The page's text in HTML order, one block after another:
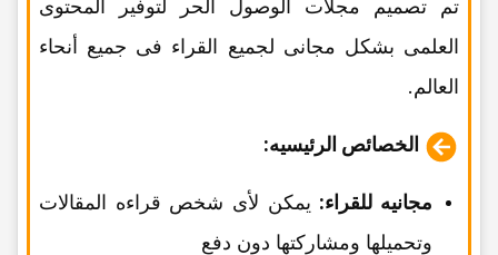
تم تصمیم مجلات الوصول الحر لتوفیر المحتوى
العلمی بشکل مجانی لجمیع القراء فی جمیع أنحاء
العالم.
الخصائص الرئیسیه:
مجانیه للقراء: یمکن لأی شخص قراءه المقالات
وتحمیلها ومشارکتها دون دفع